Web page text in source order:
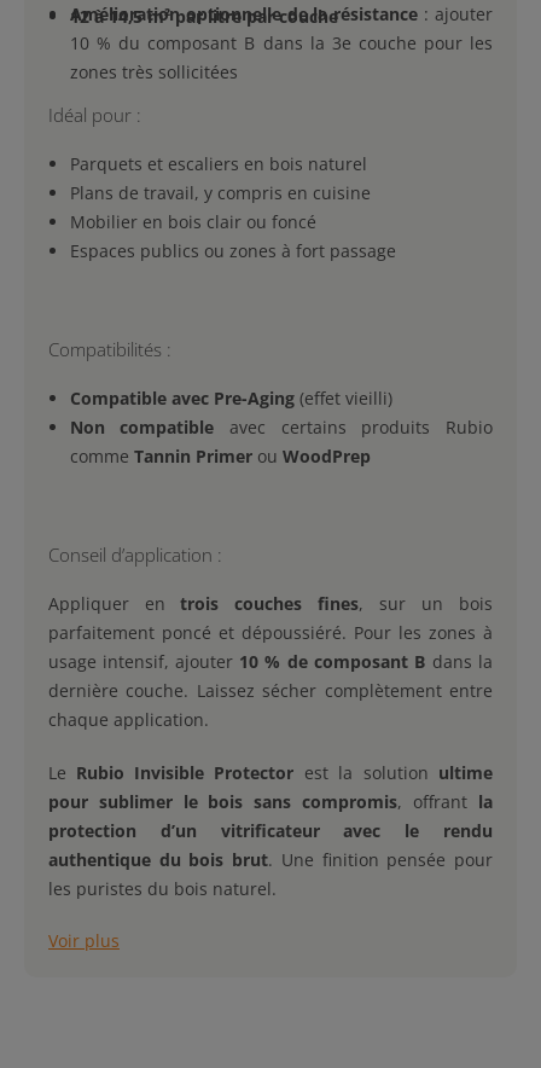
Amélioration optionnelle de la résistance : ajouter
10 % du composant B dans la 3e couche pour les
zones très sollicitées
12 à 14,5 m² par litre par couche
Idéal pour :
Parquets et escaliers en bois naturel
Plans de travail, y compris en cuisine
Mobilier en bois clair ou foncé
Espaces publics ou zones à fort passage
Compatibilités :
Compatible avec Pre-Aging (effet vieilli)
Non compatible avec certains produits Rubio
comme Tannin Primer ou WoodPrep
Conseil d’application :
Appliquer en trois couches fines, sur un bois
parfaitement poncé et dépoussiéré. Pour les zones à
usage intensif, ajouter 10 % de composant B dans la
dernière couche. Laissez sécher complètement entre
chaque application.
Le Rubio Invisible Protector est la solution ultime
pour sublimer le bois sans compromis, offrant la
protection d’un vitrificateur avec le rendu
authentique du bois brut. Une finition pensée pour
les puristes du bois naturel.
Voir plus